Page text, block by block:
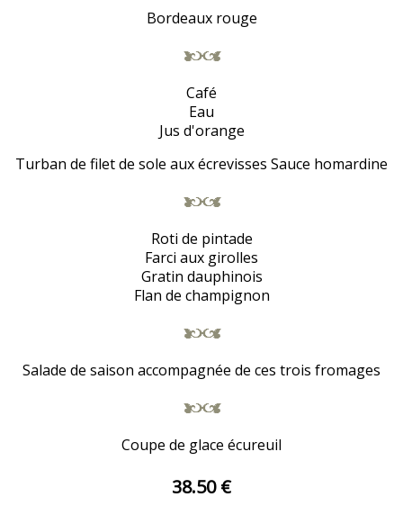
Bordeaux rouge
Café
Eau
Jus d'orange
Turban de filet de sole aux écrevisses Sauce homardine
Roti de pintade
Farci aux girolles
Gratin dauphinois
Flan de champignon
Salade de saison accompagnée de ces trois fromages
Coupe de glace écureuil
38.50 €